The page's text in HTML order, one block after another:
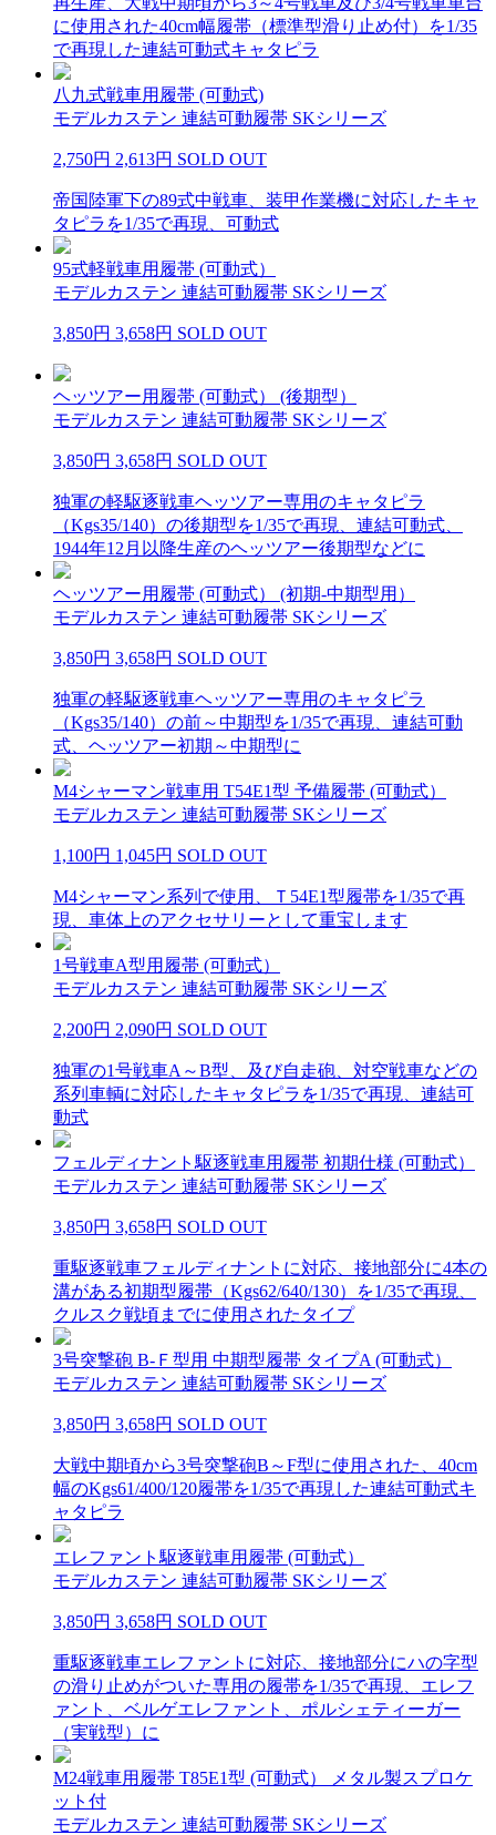
に使用された40cm幅履帯（標準型滑り止め付）を1/35
で再現した連結可動式キャタピラ
八九式戦車用履帯 (可動式)
モデルカステン 連結可動履帯 SKシリーズ
2,750円 2,613円 SOLD OUT
帝国陸軍下の89式中戦車、装甲作業機に対応したキャ
タピラを1/35で再現、可動式
95式軽戦車用履帯 (可動式）
モデルカステン 連結可動履帯 SKシリーズ
3,850円 3,658円 SOLD OUT
ヘッツアー用履帯 (可動式） (後期型）
モデルカステン 連結可動履帯 SKシリーズ
3,850円 3,658円 SOLD OUT
独軍の軽駆逐戦車ヘッツアー専用のキャタピラ
（Kgs35/140）の後期型を1/35で再現、連結可動式、
1944年12月以降生産のヘッツアー後期型などに
ヘッツアー用履帯 (可動式） (初期-中期型用）
モデルカステン 連結可動履帯 SKシリーズ
3,850円 3,658円 SOLD OUT
独軍の軽駆逐戦車ヘッツアー専用のキャタピラ
（Kgs35/140）の前～中期型を1/35で再現、連結可動
式、ヘッツアー初期～中期型に
M4シャーマン戦車用 T54E1型 予備履帯 (可動式）
モデルカステン 連結可動履帯 SKシリーズ
1,100円 1,045円 SOLD OUT
M4シャーマン系列で使用、Ｔ54E1型履帯を1/35で再
現、車体上のアクセサリーとして重宝します
1号戦車A型用履帯 (可動式）
モデルカステン 連結可動履帯 SKシリーズ
2,200円 2,090円 SOLD OUT
独軍の1号戦車A～B型、及び自走砲、対空戦車などの
系列車輌に対応したキャタピラを1/35で再現、連結可
動式
フェルディナント駆逐戦車用履帯 初期仕様 (可動式）
モデルカステン 連結可動履帯 SKシリーズ
3,850円 3,658円 SOLD OUT
重駆逐戦車フェルディナントに対応、接地部分に4本の
溝がある初期型履帯（Kgs62/640/130）を1/35で再現、
クルスク戦頃までに使用されたタイプ
3号突撃砲 B-Ｆ型用 中期型履帯 タイプA (可動式）
モデルカステン 連結可動履帯 SKシリーズ
3,850円 3,658円 SOLD OUT
大戦中期頃から3号突撃砲B～F型に使用された、40cm
幅のKgs61/400/120履帯を1/35で再現した連結可動式キ
ャタピラ
エレファント駆逐戦車用履帯 (可動式）
モデルカステン 連結可動履帯 SKシリーズ
3,850円 3,658円 SOLD OUT
重駆逐戦車エレファントに対応、接地部分にハの字型
の滑り止めがついた専用の履帯を1/35で再現、エレフ
ァント、ベルゲエレファント、ポルシェティーガー
（実戦型）に
M24戦車用履帯 T85E1型 (可動式） メタル製スプロケ
ット付
モデルカステン 連結可動履帯 SKシリーズ